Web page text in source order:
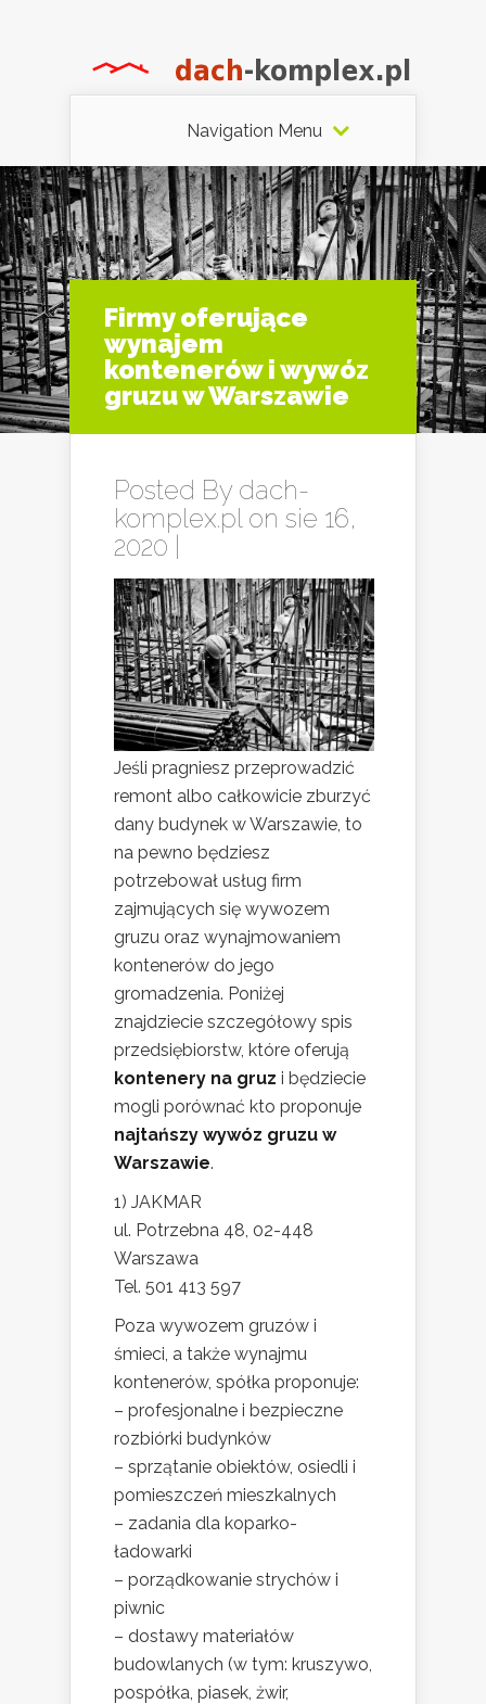
Navigation Menu
Firmy oferujące
wynajem
kontenerów i wywóz
gruzu w Warszawie
Posted By dach-
komplex.plon sie 16,
2020 |
Jeśli pragniesz przeprowadzić
remont albo całkowicie zburzyć
dany budynek w Warszawie, to
na pewno będziesz
potrzebował usług firm
zajmujących się wywozem
gruzu oraz wynajmowaniem
kontenerów do jego
gromadzenia. Poniżej
znajdziecie szczegółowy spis
przedsiębiorstw, które oferują
kontenery na gruz i będziecie
mogli porównać kto proponuje
najtańszy wywóz gruzu w
Warszawie.
1) JAKMAR
ul. Potrzebna 48, 02-448
Warszawa
Tel. 501 413 597
Poza wywozem gruzów i
śmieci, a także wynajmu
kontenerów, spółka proponuje:
– profesjonalne i bezpieczne
rozbiórki budynków
– sprzątanie obiektów, osiedli i
pomieszczeń mieszkalnych
– zadania dla koparko-
ładowarki
– porządkowanie strychów i
piwnic
– dostawy materiałów
budowlanych (w tym: kruszywo,
pospółka, piasek, żwir,